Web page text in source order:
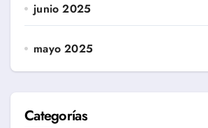
junio 2025
mayo 2025
Categorías